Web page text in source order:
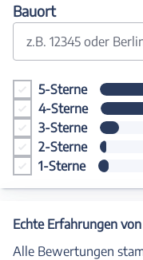
Bauort
z.B. 12345 oder
5-Sterne
4-Sterne
3-Sterne
2-Sterne
1-Sterne
Echte Erfahrungen
Alle Bewertungen